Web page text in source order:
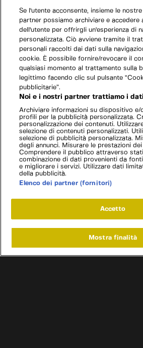
Se l'utente acconsente, insieme le
partner possiamo archiviare e accedere
dell'utente per offrirgli un'esperienza di
personalizzata. Ciò avviene tramite il
personali raccolti dai dati sulla
cookie. È possibile fornire/revocare il
qualsiasi momento al trattamento sulla
legittimo facendo clic sul pulsante
pubblicitarie”.
Noi e i nostri partner trattiamo i
Archiviare informazioni su dispositivo e/
profili per la pubblicità personalizzata.
personalizzazione dei contenuti.
selezione di contenuti personalizzati.
selezione di pubblicità personalizzata.
degli annunci. Misurare le prestazioni
Comprendere il pubblico attraverso
combinazione di dati provenienti da
e migliorare i servizi. Utilizzare dati
della pubblicità.
Elenco dei partner (fornitori)
Accetto
Mostra finalità